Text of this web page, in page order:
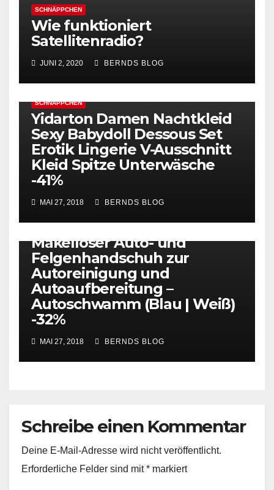
SCHNÄPPCHEN
Wie funktioniert
Satellitenradio?
JUNI 2, 2020 BERNDS BLOG
SCHNÄPPCHEN
Yidarton Damen Nachtkleid
Sexy Babydoll Dessous Set
Erotik Lingerie V-Ausschnitt
Kleid Spitze Unterwäsche
-41%
MAI 27, 2018 BERNDS BLOG
SCHNÄPPCHEN
Premium
Autowaschhandschuh aus
saugfähigster Mikrofaser –
Makelloser Auto- und
Felgenhandschuh zur
Autoreinigung und
Autoaufbereitung –
Autoschwamm (Blau | Weiß)
-32%
MAI 27, 2018 BERNDS BLOG
Schreibe einen Kommentar
Deine E-Mail-Adresse wird nicht veröffentlicht.
Erforderliche Felder sind mit* markiert